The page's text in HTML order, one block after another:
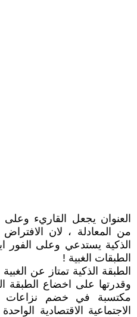
العنوان يجعل القاريء وعلى
من المعادلة ، لان
الذكية يستدعي وعلى
الطبقات الغبية !
الطبقة الذكية تمتاز عن
وقدرتها على اخضاع الطبقة
مكتسبة في خضم نزاعات
الاجتماعية الاقتصادية